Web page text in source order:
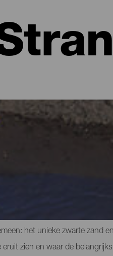
verrassingen in petto op
het unieke zwarte zand
zien en waar de